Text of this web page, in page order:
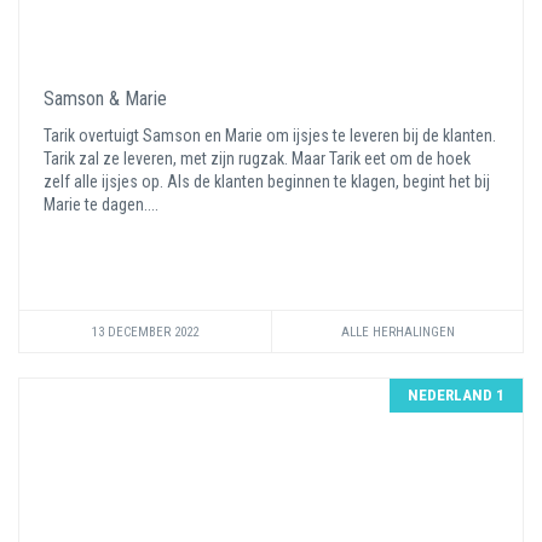
Samson & Marie
Tarik overtuigt Samson en Marie om ijsjes te leveren bij de klanten.
Tarik zal ze leveren, met zijn rugzak. Maar Tarik eet om de hoek
zelf alle ijsjes op. Als de klanten beginnen te klagen, begint het bij
Marie te dagen....
13 DECEMBER 2022 ALLE HERHALINGEN
NEDERLAND 1